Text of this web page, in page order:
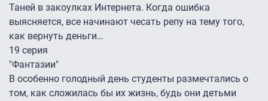
Таней в закоулках Интернета. Когда ошибка
выясняется, все начинают чесать репу на тему того,
как вернуть деньги…
19 серия
"Фантазии"
В особенно голодный день студенты размечтались о
том, как сложилась бы их жизнь, будь они детьми